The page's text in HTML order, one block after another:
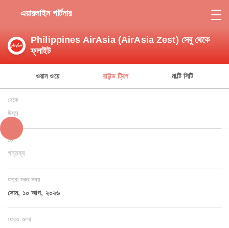
এয়ারলাইন পার্টনার
Philippines AirAsia (AirAsia Zest) সেবু থেকে
ফ্লাইট
ওয়ান ওয়ে রাউন্ড ট্রিপ মাল্টি সিটি
থেকে
উৎস
তে
গন্তব্য
যাত্রা শুরুর সময়
সোম, ১০ আগ, ২০২৬
ফেরত আসা